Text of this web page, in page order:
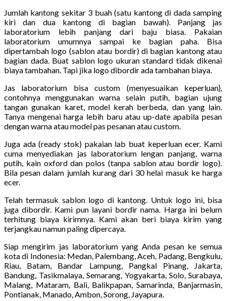
Jumlah kantong sekitar 3 buah (satu kantong di dada samping
kiri dan dua kantong di bagian bawah). Panjang jas
laboratorium lebih panjang dari baju biasa. Pakaian
laboratorium umumnya sampai ke bagian paha. Bisa
dipertambah logo (sablon atau bordir) di bagian kantong atau
bagian dada. Buat sablon logo ukuran standard tidak dikenai
biaya tambahan. Tapi jika logo dibordir ada tambahan biaya.
Jas laboratorium bisa custom (menyesuaikan keperluan},
contohnya menggunakan warna selain putih, bagian ujung
tangan gunakan karet, model kerah berbeda, dan yang lain.
Tanya mengenai harga lebih baru atau up-date apabila pesan
dengan warna atau model pas pesanan atau custom.
Juga ada (ready stok) pakaian lab buat keperluan ecer. Kami
cuma menyediakan jas laboratorium lengan panjang, warna
putih, kain oxford dan polos (tanpa sablon atau bordir logo).
Bila pesan dalam jumlah kurang dari 30 helai masuk ke harga
ecer.
Telah termasuk sablon logo di kantong. Untuk logo ini, bisa
juga dibordir. Kami pun layani bordir nama. Harga ini belum
terhitung biaya kirimnya. Kami akan beri biaya kirim yang
terjangkau namun paling dipercaya.
Siap mengirim jas laboratorium yang Anda pesan ke semua
kota di Indonesia: Medan, Palembang, Aceh, Padang, Bengkulu,
Riau, Batam, Bandar Lampung, Pangkal Pinang, Jakarta,
Bandung, Tasikmalaya, Semarang, Yogyakarta, Solo, Surabaya,
Malang, Mataram, Bali, Balikpapan, Samarinda, Banjarmasin,
Pontianak, Manado, Ambon, Sorong, Jayapura.